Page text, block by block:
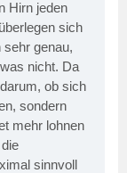
Hirn jeden
sich
genau,
nicht. Da
ob sich
sondern
mehr lohnen
sinnvoll